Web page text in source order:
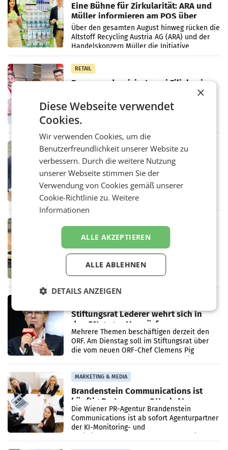
Eine Bühne für Zirkularität: ARA und
Müller informieren am POS über
Kreislauffähigkeit
Über den gesamten August hinweg rücken die
Altstoff Recycling Austria AG (ARA) und der
Handelskonzern Müller die Initiative
„Kreislauf-Helden“ in allen österreichischen
Müller-Filialen
RETAIL
Penny modernisiert zwei Filialen in
WIENER NEUDORF. – Im Rahmen einer
laufenden Modernisierungsoffensive
erneuert Penny zwei Filialen in Nieder- und
in Haag sowie im rund
Alles bereit für den Wechsel: Jürgen
Albrecht setzt ab 1.1.2027 auf Adeg
WIENER NEUDORF. – Die geplante
Zusammenarbeit zwischen Adeg und dem
Vorarlberger Kaufmann Jürgen Albrecht ist
Bundeswettbewerbsbehörde und der
Rekordergebnis im Juli: Leapmotor
verdoppelt Auslieferungen und
überschreitet die 100.000er-Marke
– Im Juli 2026 erreichte Leapmotor einen
wichtigen Meilenstein und lieferte weltweit
101.267 Fahrzeuge aus, womit sich das
Ergebnis gegenüber Juli 2025 mehr als
verdoppelte (+102
Stiftungsrat Lederer wehrt sich in
den SN gegen Vorwürfe
Mehrere Themen beschäftigen derzeit den
ORF. Am Dienstag soll im Stiftungsrat über
die vom neuen ORF-Chef Clemens Pig
MARKETING & MEDIA
Brandenstein Communications ist
künftig Partner von OtterlyAI
Die Wiener PR-Agentur Brandenstein
Communications ist ab sofort Agenturpartner
der KI-Monitoring- und
×
Diese Webseite verwendet
Cookies.
Wir verwenden Cookies, um die
Benutzerfreundlichkeit unserer Website zu
verbessern. Durch die weitere Nutzung
unserer Webseite stimmen Sie der
Verwendung von Cookies gemäß unserer
Cookie-Richtlinie zu.Weitere
Informationen
ALLE AKZEPTIEREN
ALLE ABLEHNEN
DETAILS ANZEIGEN